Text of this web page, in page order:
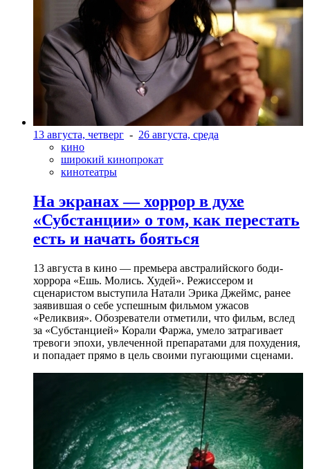
13 августа, четверг - 26 августа, среда
кино
широкий кинопрокат
кинотеатры
На экранах — хоррор в духе
«Субстанции» о том, как перестать
есть и начать бояться
13 августа в кино — премьера австралийского боди-
хоррора «Ешь. Молись. Худей». Режиссером и
сценаристом выступила Натали Эрика Джеймс, ранее
заявившая о себе успешным фильмом ужасов
«Реликвия». Обозреватели отметили, что фильм, вслед
за «Субстанцией» Корали Фаржа, умело затрагивает
тревоги эпохи, увлеченной препаратами для похудения,
и попадает прямо в цель своими пугающими сценами.